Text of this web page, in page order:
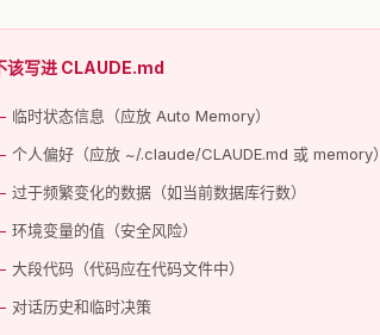
该写进 CLAUDE.md
临时状态信息（应放 Auto Memory）
个人偏好（应放 ~/.claude/CLAUDE.md 或 memory）
过于频繁变化的数据（如当前数据库行数）
环境变量的值（安全风险）
大段代码（代码应在代码文件中）
对话历史和临时决策